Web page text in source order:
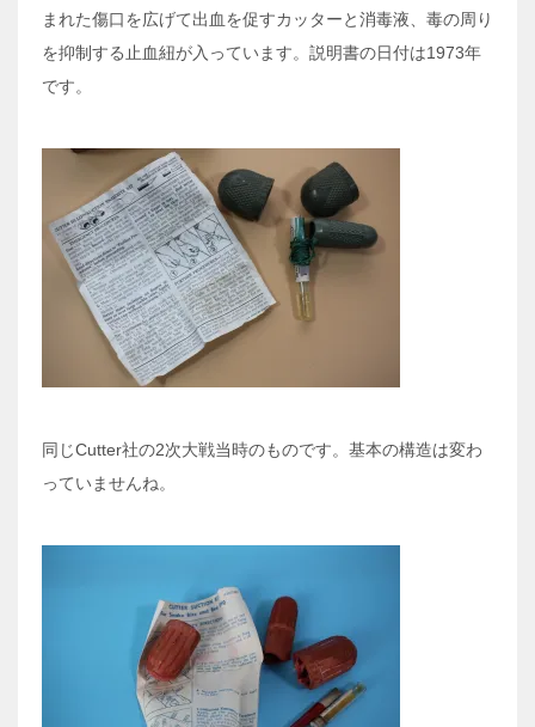
まれた傷口を広げて出血を促すカッターと消毒液、毒の周り
を抑制する止血紐が入っています。説明書の日付は1973年
です。
同じCutter社の2次大戦当時のものです。基本の構造は変わ
っていませんね。